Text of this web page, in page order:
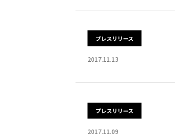
プレスリリース
2017.11.13
プレスリリース
2017.11.09